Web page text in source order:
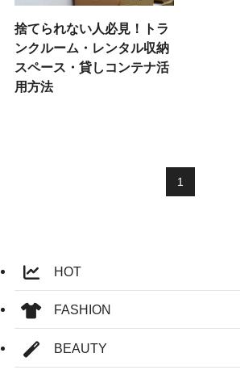
捨てられない人必見！トラ
ンクルーム・レンタル収納
スペース・貸しコンテナ活
用方法
1
HOT
FASHION
BEAUTY